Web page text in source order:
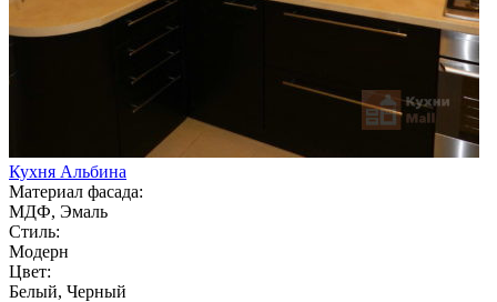
Кухня Альбина
Материал фасада:
МДФ, Эмаль
Стиль:
Модерн
Цвет:
Белый, Черный